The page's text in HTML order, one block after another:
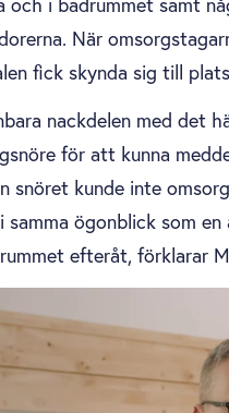
När
fick skynda sig till
nackdelen med det
för att kunna
snöret kunde inte
samma ögonblick som
efteråt, förklarar